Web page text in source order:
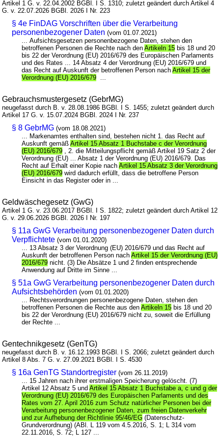
Artikel 1 G. v. 22.04.2002 BGBl. I S. 1310; zuletzt geändert durch Artikel 4
G. v. 22.07.2026 BGBl. 2026 I Nr. 223
§ 4e FinDAG Vorschriften über die Verarbeitung
personenbezogener Daten (vom 01.07.2021)
... Aufsichtsgesetzen personenbezogene Daten, stehen den
betroffenen Personen die Rechte nach denArtikeln 15 bis 18 und 20
bis 22 der Verordnung (EU) 2016/679 des Europäischen Parlaments
und des Rates ... 14 Absatz 4 der Verordnung (EU) 2016/679 und
das Recht auf Auskunft der betroffenen Person nachArtikel 15 der
Verordnung (EU) 2016/679
Gebrauchsmustergesetz (GebrMG)
neugefasst durch B. v. 28.08.1986 BGBl. I S. 1455; zuletzt geändert durch
Artikel 17 G. v. 15.07.2024 BGBl. 2024 I Nr. 237
§ 8 GebrMG (vom 18.08.2021)
... Markenamtes enthalten sind, bestehen nicht 1. das Recht auf
Auskunft gemäßArtikel 15 Absatz 1 Buchstabe c der Verordnung
(EU) 2016/679 , 2. die Mitteilungspflicht gemäß Artikel 19 Satz 2 der
Verordnung (EU) ... Absatz 1 der Verordnung (EU) 2016/679. Das
Recht auf Erhalt einer Kopie nachArtikel 15 Absatz 3 der Verordnung
(EU) 2016/679 wird dadurch erfüllt, dass die betroffene Person
Einsicht in das Register oder in ...
Geldwäschegesetz (GwG)
Artikel 1 G. v. 23.06.2017 BGBl. I S. 1822; zuletzt geändert durch Artikel 12
G. v. 29.06.2026 BGBl. 2026 I Nr. 197
§ 11a GwG Verarbeitung personenbezogener Daten durch
Verpflichtete (vom 01.01.2020)
... 13 Absatz 3 der Verordnung (EU) 2016/679 und das Recht auf
Auskunft der betroffenen Person nachArtikel 15 der Verordnung (EU)
2016/679 nicht. (3) Die Absätze 1 und 2 finden entsprechende
Anwendung auf Dritte im Sinne ...
§ 51a GwG Verarbeitung personenbezogener Daten durch
Aufsichtsbehörden (vom 01.01.2020)
... Rechtsverordnungen personenbezogene Daten, stehen den
betroffenen Personen die Rechte aus denArtikeln 15 bis 18 und 20
bis 22 der Verordnung (EU) 2016/679 nicht zu, soweit die Erfüllung
der Rechte ...
Gentechnikgesetz (GenTG)
neugefasst durch B. v. 16.12.1993 BGBl. I S. 2066; zuletzt geändert durch
Artikel 8 Abs. 7 G. v. 27.09.2021 BGBl. I S. 4530
§ 16a GenTG Standortregister (vom 26.11.2019)
... 15 Jahren nach ihrer erstmaligen Speicherung gelöscht. (7)
Artikel 12 Absatz 5 undArtikel 15 Absatz 1 Buchstabe a, c und g der
Verordnung (EU) 2016/679 des Europäischen Parlaments und des
Rates vom 27. April 2016 zum Schutz natürlicher Personen bei der
Verarbeitung personenbezogener Daten, zum freien Datenverkehr
und zur Aufhebung der Richtlinie 95/46/EG (Datenschutz-
Grundverordnung) (ABl. L 119 vom 4.5.2016, S. 1; L 314 vom
22.11.2016, S. 72; L 127 ...